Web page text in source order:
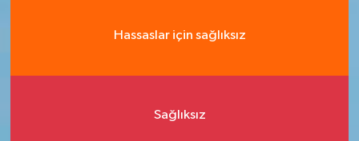
Hassaslar için sağlıksız
Sağlıksız